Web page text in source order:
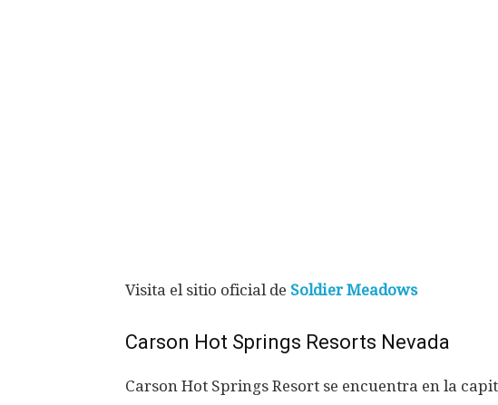
Visita el sitio oficial de Soldier Meadows
Carson Hot Springs Resorts Nevada
Carson Hot Springs Resort se encuentra en la